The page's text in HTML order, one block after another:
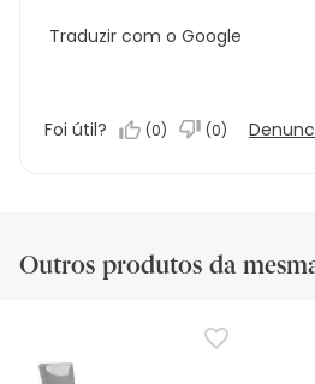
Traduzir com o Google
Foi útil? (0) (0)
Outros produtos da